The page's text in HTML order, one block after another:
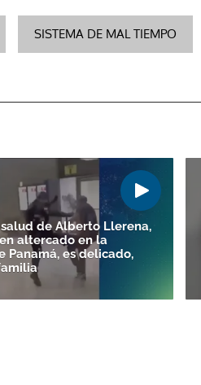
SISTEMA DE MAL TIEMPO
de Alberto Llerena,
altercado en la
Panamá, es delicado,